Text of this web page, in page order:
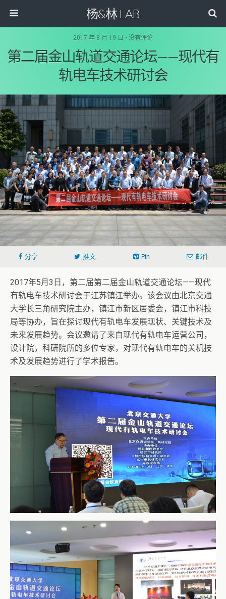
杨&林 LAB
2017 年 8 月 19 日 • 没有评论
第二届金山轨道交通论坛——现代有
轨电车技术研讨会
分享 推文 Pin 邮件
2017年5月3日，第二届第二届金山轨道交通论坛——现代
有轨电车技术研讨会于江苏镇江举办。该会议由北京交通
大学长三角研究院主办，镇江市新区居委会，镇江市科技
局等协办，旨在探讨现代有轨电车发展现状、关键技术及
未来发展趋势。会议邀请了来自现代有轨电车运营公司，
设计院，科研院所的多位专家，对现代有轨电车的关机技
术及发展趋势进行了学术报告。